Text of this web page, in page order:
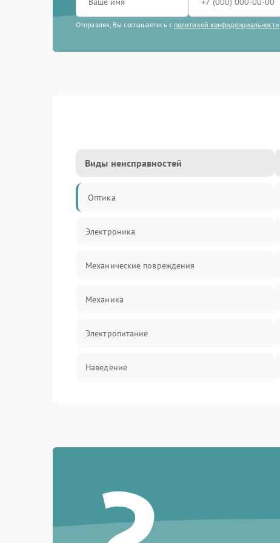
Отправляя, Вы соглашаетесь с политикой конфиденциальности
Виды неисправностей
Оптика
Электроника
Механические повреждения
Механика
Электропитание
Наведение